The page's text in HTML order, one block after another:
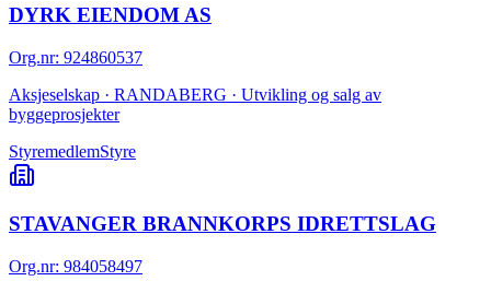
DYRK EIENDOM AS
Org.nr: 924860537
Aksjeselskap · RANDABERG · Utvikling og salg av
byggeprosjekter
StyremedlemStyre
STAVANGER BRANNKORPS IDRETTSLAG
Org.nr: 984058497